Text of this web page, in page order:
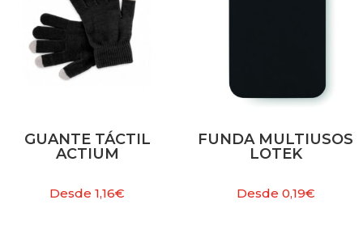
GUANTE TÁCTIL
ACTIUM
Desde1,16€
FUNDA MULTIUSOS
LOTEK
Desde 0,19€